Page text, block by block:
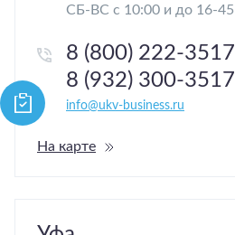
На карте
СБ-ВС с 10:00 и до 16-45
8 (800) 222-3517
8 (932) 300-3517
info@ukv-business.ru